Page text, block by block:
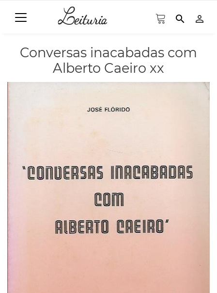
search person_outline
Conversas inacabadas com
Alberto Caeiro xx